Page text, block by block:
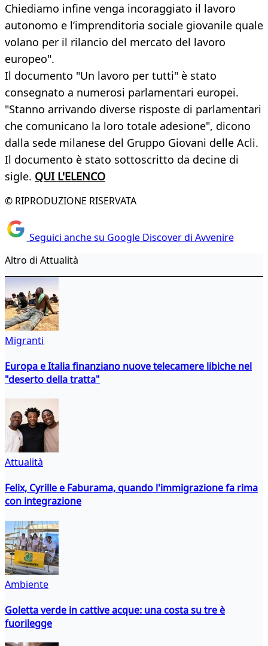
Chiediamo infine venga incoraggiato il lavoro
autonomo e l’imprenditoria sociale giovanile quale
volano per il rilancio del mercato del lavoro
europeo".
Il documento "Un lavoro per tutti" è stato
consegnato a numerosi parlamentari europei.
"Stanno arrivando diverse risposte di parlamentari
che comunicano la loro totale adesione", dicono
dalla sede milanese del Gruppo Giovani delle Acli.
Il documento è stato sottoscritto da decine di
sigle. QUI L'ELENCO
© RIPRODUZIONE RISERVATA
Seguici anche su Google Discover di Avvenire
Altro di Attualità
Migranti
Europa e Italia finanziano nuove telecamere libiche nel
"deserto della tratta"
Attualità
Felix, Cyrille e Faburama, quando l'immigrazione fa rima
con integrazione
Ambiente
Goletta verde in cattive acque: una costa su tre è
fuorilegge